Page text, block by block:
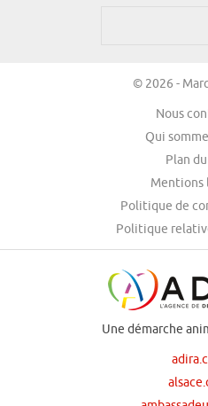
© 2026 -
Nous
Qui
Plan
Mentions
Politique de
Politique
Une démarche